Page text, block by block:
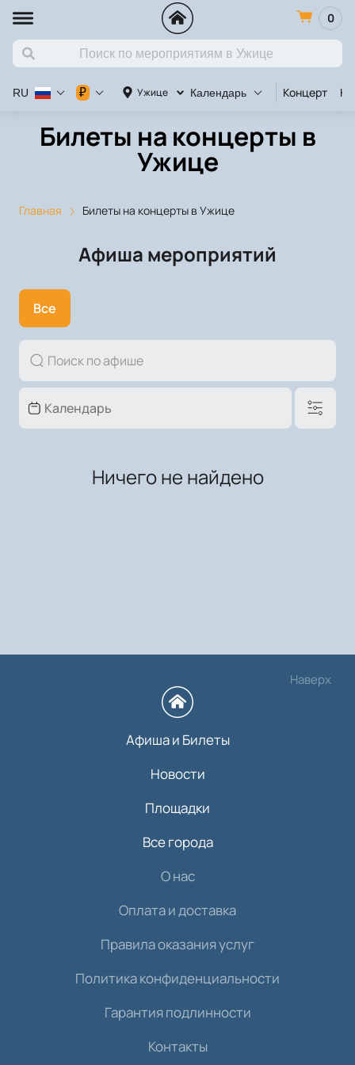
0
Ужице Календарь Концерт
RU ₽
Билеты на концерты в
Ужице
Главная Билеты на концерты в Ужице
Афиша мероприятий
Все
Ничего не найдено
Наверх
Афиша и Билеты
Новости
Площадки
Все города
О нас
Оплата и доставка
Правила оказания услуг
Политика конфиденциальности
Гарантия подлинности
Контакты